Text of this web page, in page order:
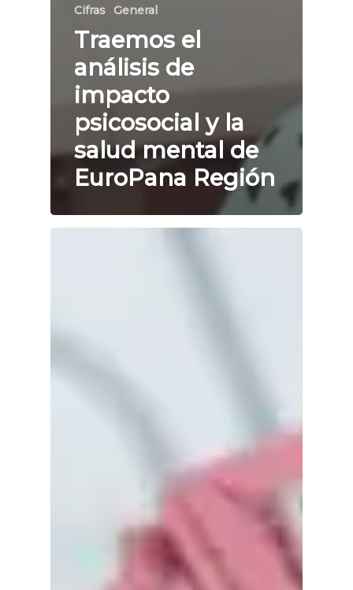
Cifras General
Traemos el
análisis de
impacto
psicosocial y la
salud mental de
EuroPana Región